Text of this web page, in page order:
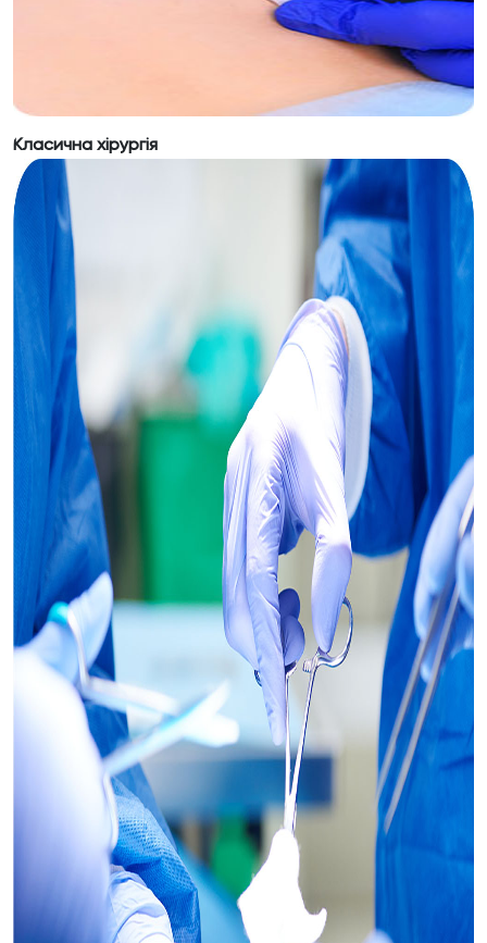
корекції шкіри обличчя та тіла, є
безпечним способом видалення
неестетичних утворень, а також
допомагає у лікуванні багатьох дермато-
логічних захворювань.
Класична хірургія
Хірургічне лікування є найбільш
ефективним методом лікування пухлин
шкіри, особливо при їх локалізації на
шкірі тулуба та кінцівок, що дозволяє
найбільш радикально видалити
новоутворення.
Даний метод полягає у висіченні
пухлини в межах здорової шкіри,
відступаючи від її краю не менше 5-10
мм. Запорукою успішного лікуван- ня є
точність визначення меж пухлини та
залежить від локалізації вогнища
ураження, його розмірів та характеру
пухлини.